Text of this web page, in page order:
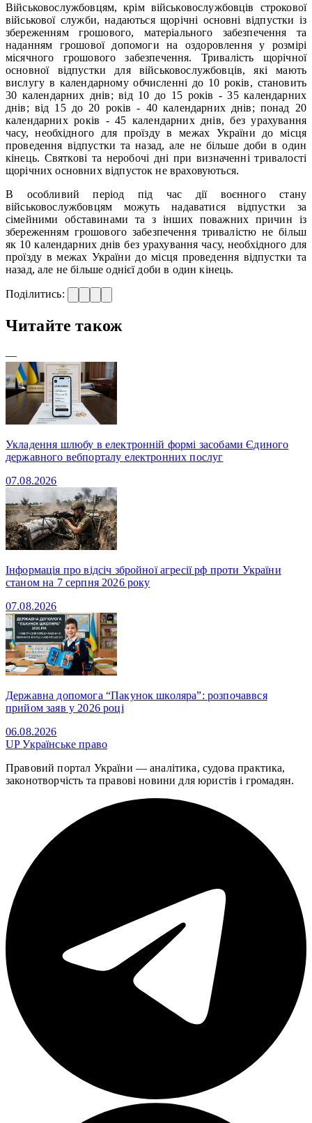
Військовослужбовцям, крім військовослужбовців строкової
військової служби, надаються щорічні основні відпустки із
збереженням грошового, матеріального забезпечення та
наданням грошової допомоги на оздоровлення у розмірі
місячного грошового забезпечення. Тривалість щорічної
основної відпустки для військовослужбовців, які мають
вислугу в календарному обчисленні до 10 років, становить
30 календарних днів; від 10 до 15 років - 35 календарних
днів; від 15 до 20 років - 40 календарних днів; понад 20
календарних років - 45 календарних днів, без урахування
часу, необхідного для проїзду в межах України до місця
проведення відпустки та назад, але не більше доби в один
кінець. Святкові та неробочі дні при визначенні тривалості
щорічних основних відпусток не враховуються.
В особливий період під час дії воєнного стану
військовослужбовцям можуть надаватися відпустки за
сімейними обставинами та з інших поважних причин із
збереженням грошового забезпечення тривалістю не більш
як 10 календарних днів без урахування часу, необхідного для
проїзду в межах України до місця проведення відпустки та
назад, але не більше однієї доби в один кінець.
Поділитись:
Читайте також
—
Укладення шлюбу в електронній формі засобами Єдиного
державного вебпорталу електронних послуг
07.08.2026
Інформація про відсіч збройної агресії рф проти України
станом на 7 серпня 2026 року
07.08.2026
Державна допомога “Пакунок школяра”: розпочаввся
прийом заяв у 2026 році
06.08.2026
UPУкраїнське право
Правовий портал України — аналітика, судова практика,
законотворчість та правові новини для юристів і громадян.